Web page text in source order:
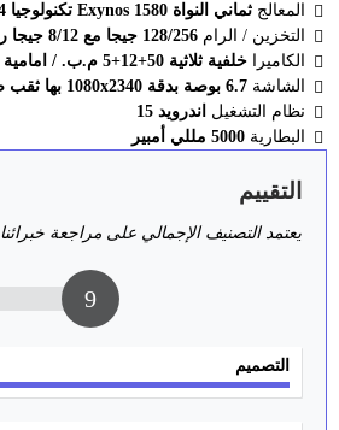
المعالج ثماني النواة Exynos 1580 تكنولوجيا 4 نانو
التخزين / الرام 128/256 جيجا مع 8/12 جيجا رام
الكاميرا
خلفية ثلاثية 50+12+5 م.ب. / امامية 12 م.ب.
الشاشة 6.7 بوصة بدقة 1080x2340 بها ثقب صغير
نظام التشغيل اندرويد 15
البطارية 5000 مللي أمبير
التقييم
يعتمد التصنيف الإجمالي على مراجعة خبرائنا
9
التصميم